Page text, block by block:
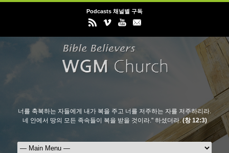
Podcasts 채널별 구독
너를 축복하는 자들에게 내가 복을 주고 너를 저주하는 자를 저주하리라.
네 안에서 땅의 모든 족속들이 복을 받을 것이라." 하셨더라.(창 12:3)